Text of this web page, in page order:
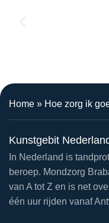
Home » Hoe zorg ik
Kunstgebit
In Nederland is
beroep. Mondzorg
van A tot Z en is net
één uur rijden vanaf